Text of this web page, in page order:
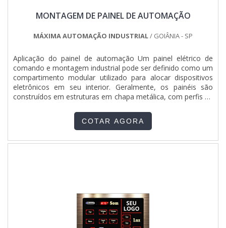
MONTAGEM DE PAINEL DE AUTOMAÇÃO
MÁXIMA AUTOMAÇÃO INDUSTRIAL/ GOIÂNIA - SP
Aplicação do painel de automação Um painel elétrico de
comando e montagem industrial pode ser definido como um
compartimento modular utilizado para alocar dispositivos
eletrônicos em seu interior. Geralmente, os painéis são
construídos em estruturas em chapa metálica, com perfis de
chapas e portas com sistema de fecho. A Máxima
Automação Industrial é especializada em fazer montagem
COTAR AGORA